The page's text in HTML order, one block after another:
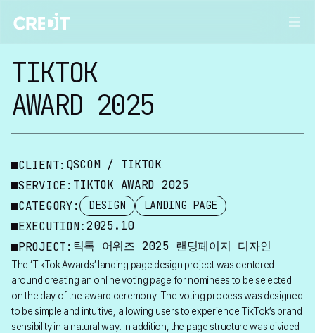
TIKTOK
AWARD 2025
CLIENT: QSCOM / TIKTOK
SERVICE: TIKTOK AWARD 2025
CATEGORY:
DESIGN LANDING PAGE
EXECUTION:2025.10
PROJECT: 틱톡 어워즈 2025 랜딩페이지 디자인
The ‘TikTok Awards’ landing page design project was centered
around creating an online voting page for nominees to be selected
on the day of the award ceremony. The voting process was designed
to be simple and intuitive, allowing users to experience TikTok’s brand
sensibility in a natural way. In addition, the page structure was divided